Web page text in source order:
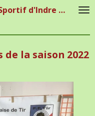
Comité Départemental de Tir Sportif d'Indre et Loire
de la saison 2022